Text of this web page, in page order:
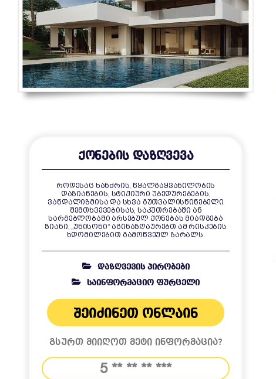
ᲥᲝᲜᲔᲑᲘᲡ ᲓᲐᲖᲦᲕᲔᲕᲐ
ᲠᲝᲓᲔᲡᲐᲪ ᲮᲐᲜᲫᲠᲘᲡ, ᲬᲧᲐᲚᲒᲐᲧᲕᲐᲜᲘᲚᲝᲑᲘᲡ
ᲓᲐᲖᲘᲐᲜᲔᲑᲘᲡ, ᲡᲢᲘᲥᲘᲣᲠᲘ ᲣᲑᲔᲓᲣᲠᲔᲑᲔᲑᲘᲡ,
ᲕᲐᲜᲓᲐᲚᲘᲖᲛᲘᲡᲐ ᲓᲐ ᲡᲮᲕᲐ ᲒᲣᲗᲕᲐᲚᲘᲡᲬᲘᲜᲔᲑᲔᲚᲘ
ᲨᲔᲛᲗᲮᲕᲔᲕᲔᲑᲘᲡᲐᲡ, ᲡᲐᲙᲣᲗᲠᲔᲑᲐᲨᲘ ᲐᲜ
ᲡᲐᲠᲒᲔᲑᲚᲝᲑᲐᲨᲘ ᲐᲠᲡᲔᲑᲣᲚ ᲥᲝᲜᲔᲑᲐᲡ ᲛᲘᲐᲓᲒᲔᲑᲐ
ᲖᲘᲐᲜᲘ, „ᲣᲜᲘᲡᲝᲜᲘ“ ᲐᲒᲘᲜᲐᲖᲦᲐᲣᲠᲔᲑᲗ ᲐᲛ ᲠᲘᲡᲙᲔᲑᲘᲡ
ᲮᲓᲝᲛᲘᲚᲔᲑᲘᲗ ᲒᲐᲛᲝᲬᲕᲔᲣᲚ ᲖᲐᲠᲐᲚᲡ.
ᲓᲐᲖᲦᲕᲔᲕᲘᲡ ᲞᲘᲠᲝᲑᲔᲑᲘ
ᲡᲐᲘᲜᲤᲝᲠᲛᲐᲪᲘᲝ ᲤᲣᲠᲪᲔᲚᲘ
ᲨᲔᲘᲫᲘᲜᲔᲗ ᲝᲜᲚᲐᲘᲜ
ᲒᲡᲣᲠᲗ ᲛᲘᲘᲦᲝᲗ ᲛᲔᲢᲘ ᲘᲜᲤᲝᲠᲛᲐᲪᲘᲐ?